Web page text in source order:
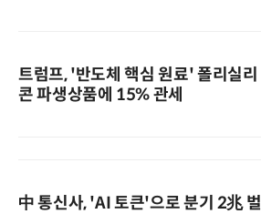
트럼프, '반도체 핵심 원료' 폴리실리
콘 파생상품에 15% 관세
中 통신사, 'AI 토큰'으로 분기 2兆 벌